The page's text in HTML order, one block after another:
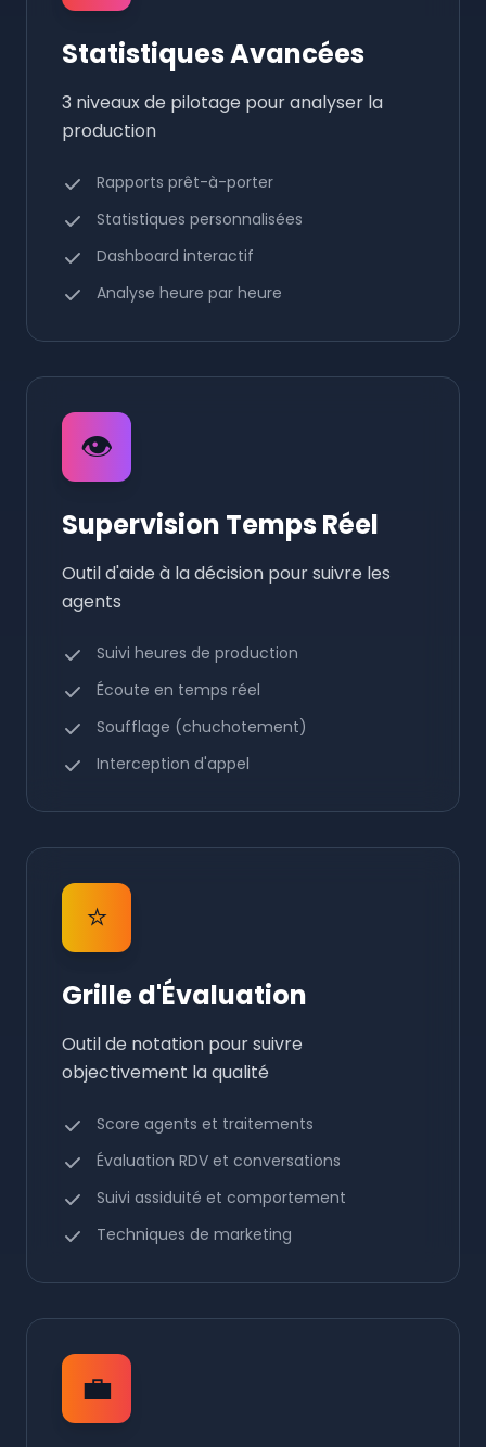
Statistiques Avancées
3 niveaux de pilotage pour analyser la
production
Rapports prêt-à-porter
Statistiques personnalisées
Dashboard interactif
Analyse heure par heure
👁️
Supervision Temps Réel
Outil d'aide à la décision pour suivre les
agents
Suivi heures de production
Écoute en temps réel
Soufflage (chuchotement)
Interception d'appel
⭐
Grille d'Évaluation
Outil de notation pour suivre
objectivement la qualité
Score agents et traitements
Évaluation RDV et conversations
Suivi assiduité et comportement
Techniques de marketing
💼